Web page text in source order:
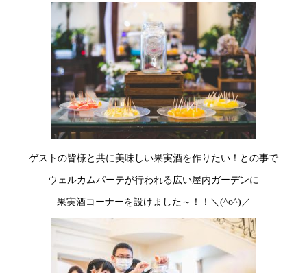
ゲストの皆様と共に美味しい果実酒を作りたい！との事で
ウェルカムパーテが行われる広い屋内ガーデンに
果実酒コーナーを設けました～！！＼(^o^)／